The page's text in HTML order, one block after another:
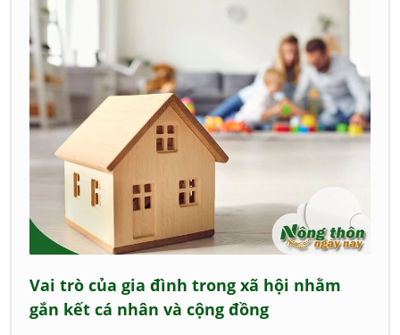
Vai trò của gia đình trong xã hội nhằm
gắn kết cá nhân và cộng đồng